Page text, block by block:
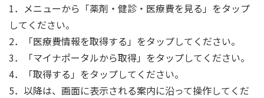
1．メニューから「薬剤・健診・医療費を見る」をタップ
してください。
2．「医療費情報を取得する」をタップしてください。
3．「マイナポータルから取得」をタップしてください。
4．「取得する」をタップしてください。
5．以降は、画面に表示される案内に沿って操作してくだ